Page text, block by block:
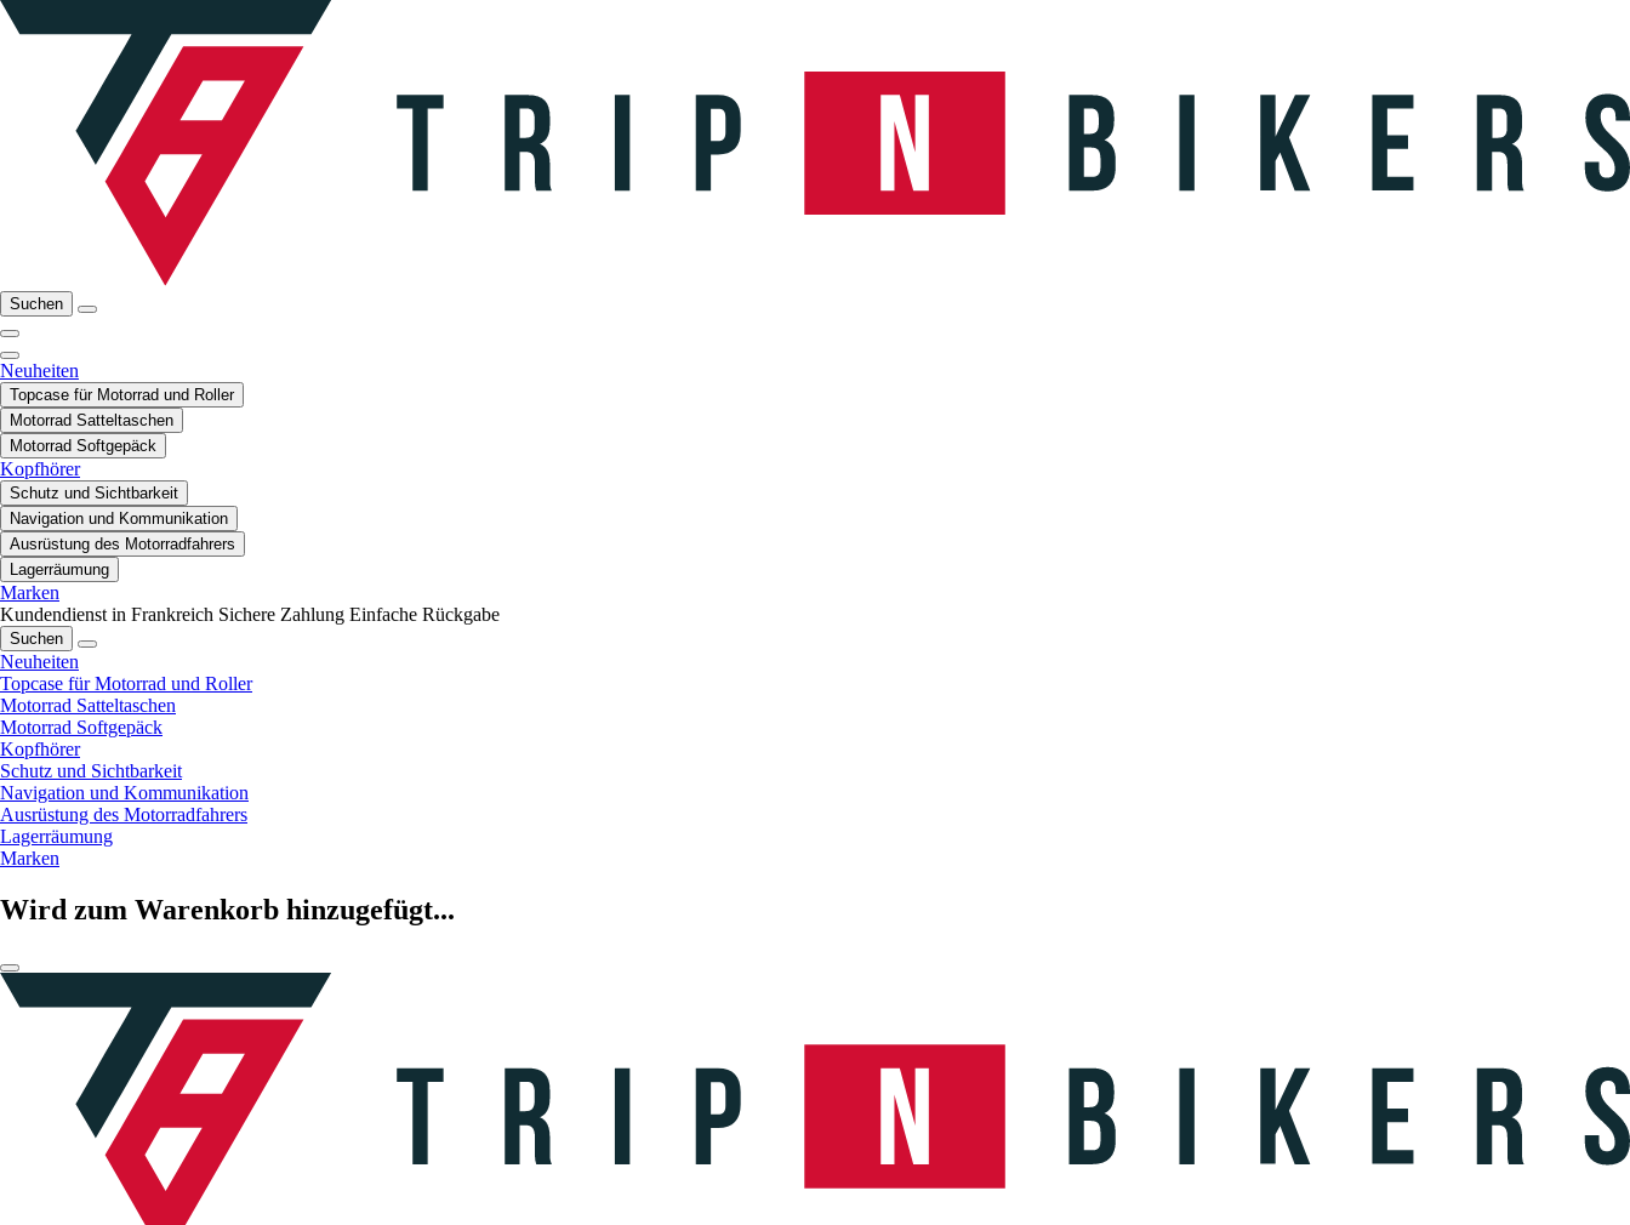
Suchen
Neuheiten
Topcase für Motorrad und Roller
Motorrad Satteltaschen
Motorrad Softgepäck
Kopfhörer
Schutz und Sichtbarkeit
Navigation und Kommunikation
Ausrüstung des Motorradfahrers
Lagerräumung
Marken
Kundendienst in Frankreich Sichere Zahlung Einfache Rückgabe
Suchen
Neuheiten
Topcase für Motorrad und Roller
Motorrad Satteltaschen
Motorrad Softgepäck
Kopfhörer
Schutz und Sichtbarkeit
Navigation und Kommunikation
Ausrüstung des Motorradfahrers
Lagerräumung
Marken
Wird zum Warenkorb hinzugefügt...